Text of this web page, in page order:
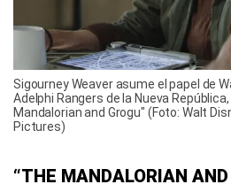
Sigourney Weaver asume el papel de
Adelphi Rangers de la Nueva
Mandalorian and Grogu" (Foto: Walt
Pictures)
“THE MANDALORIAN